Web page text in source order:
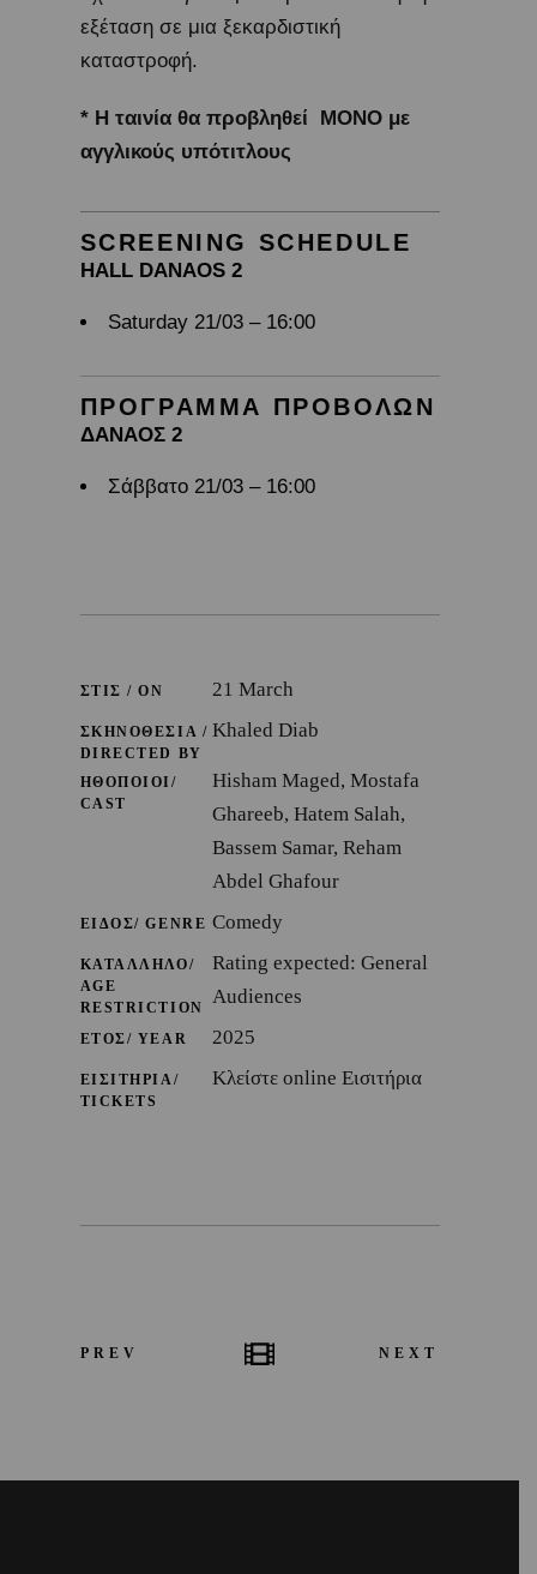
εξέταση σε μια ξεκαρδιστική
καταστροφή.
* Η ταινία θα προβληθεί ΜΟΝΟ με
αγγλικούς υπότιτλους
SCREENING SCHEDULE
HALL DANAOS 2
Saturday 21/03 – 16:00
ΠΡΟΓΡΑΜΜΑ ΠΡΟΒΟΛΩΝ
ΔΑΝΑΟΣ 2
Σάββατο 21/03 – 16:00
ΣΤΙΣ / ON 21 March
ΣΚΗΝΟΘΕΣΙΑ /
DIRECTED BY
Khaled Diab
ΗΘΟΠΟΙΟΙ/
CAST
Hisham Maged, Mostafa
Ghareeb, Hatem Salah,
Bassem Samar, Reham
Abdel Ghafour
ΕΙΔΟΣ/ GENRE Comedy
ΚΑΤΑΛΛΗΛΟ/
AGE
RESTRICTION
Rating expected: General
Audiences
ΕΤΟΣ/ YEAR 2025
ΕΙΣΙΤΗΡΙΑ/
TICKETS
Κλείστε online Εισιτήρια
PREV NEXT